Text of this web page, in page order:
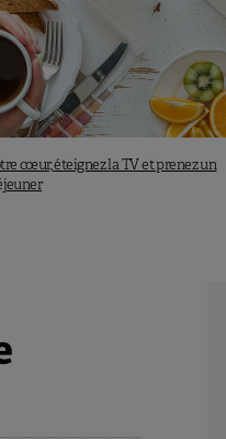
cœur, éteignez la TV et prenez un